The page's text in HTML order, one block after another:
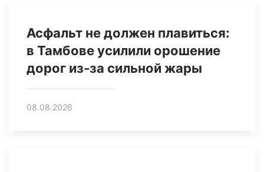
Асфальт не должен плавиться:
в Тамбове усилили орошение
дорог из‑за сильной жары
08.08.2026